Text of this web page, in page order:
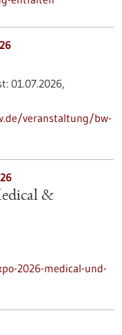
01.07.2026,
veranstaltung/bw-
&
2026-medical-und-